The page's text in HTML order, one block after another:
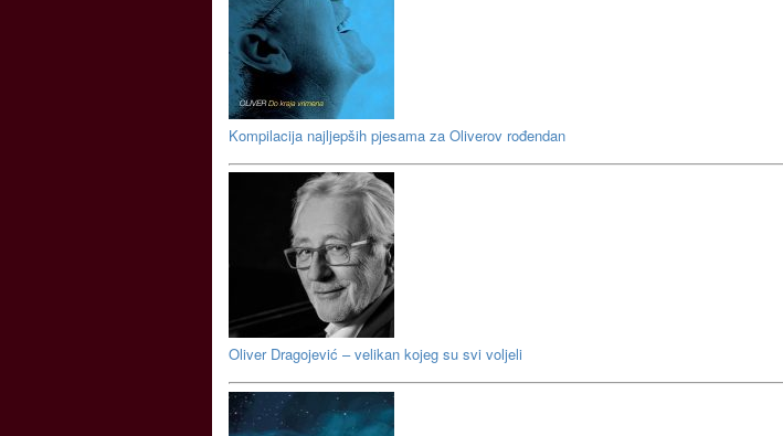
Kompilacija najljepših pjesama za Oliverov rođendan
Oliver Dragojević – velikan kojeg su svi voljeli